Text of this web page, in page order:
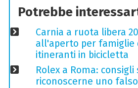
Potrebbe
Carnia a ruota libera
all'aperto per famiglie
itineranti in bicicletta
Rolex a Roma: consigli
riconoscerne uno falso